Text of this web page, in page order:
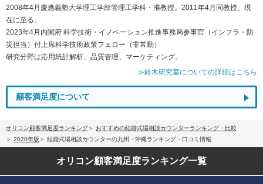
2008年4月慶應義塾大学理工学部管理工学科・准教授。2011年4月同教授、現
在に至る。
2023年4月内閣府 科学技術・イノベーション推進事務局参事官（インフラ・防
災担当）付上席科学技術政策フェロー（非常勤）
研究分野は応用統計解析、品質管理、マーケティング。
≫鈴木研究室についての詳細はこちら
顧客満足度について
オリコン顧客満足度ランキング
おすすめの結婚式場相談カウンターランキング・比較
2020年版
結婚式場相談カウンターの九州・沖縄ランキング・口コミ情報
オリコン顧客満足度ランキング一覧